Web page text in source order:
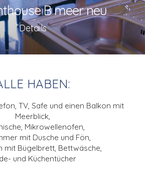
B meer neu
Details
HABEN:
TV, Safe und einen Balkon mit
Meerblick,
Mikrowellenofen,
mit Dusche und Fön,
mit Bügelbrett, Bettwäsche,
und Küchentücher